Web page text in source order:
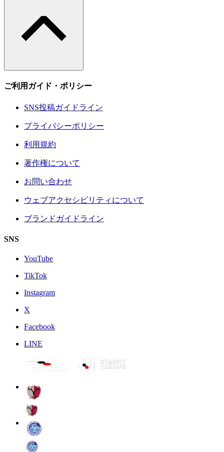
ご利用ガイド・ポリシー
SNS投稿ガイドライン
プライバシーポリシー
利用規約
著作権について
お問い合わせ
ウェブアクセシビリティについて
ブランドガイドライン
SNS
YouTube
TikTok
Instagram
X
Facebook
LINE